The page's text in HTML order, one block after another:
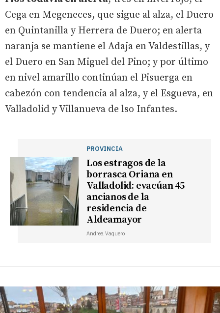
Cega en Megeneces, que sigue al alza, el Duero
en Quintanilla y Herrera de Duero; en alerta
naranja se mantiene el Adaja en Valdestillas, y
el Duero en San Miguel del Pino; y por último
en nivel amarillo continúan el Pisuerga en
cabezón con tendencia al alza, y el Esgueva, en
Valladolid y Villanueva de lso Infantes.
PROVINCIA
Los estragos de la
borrasca Oriana en
Valladolid: evacúan 45
ancianos de la
residencia de
Aldeamayor
Andrea Vaquero